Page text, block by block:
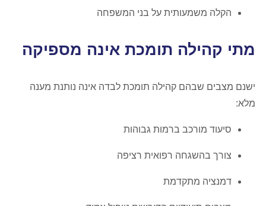
הקלה משמעותית על בני המשפחה
מתי קהילה תומכת אינה מספיקה
ישנם מצבים שבהם קהילה תומכת לבדה אינה נותנת מענה
מלא:
סיעוד מורכב ברמות גבוהות
צורך בהשגחה רפואית רציפה
דמנציה מתקדמת